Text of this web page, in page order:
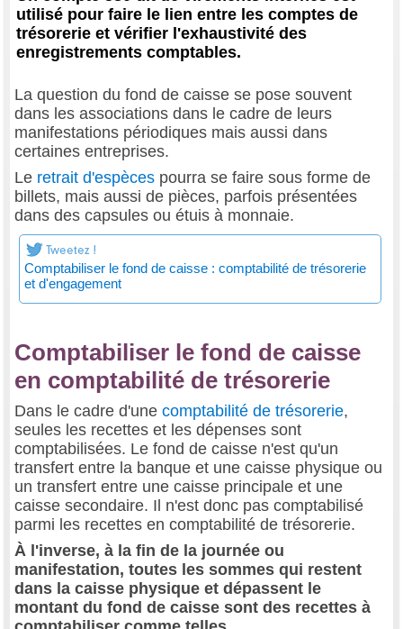
utilisé pour faire le lien entre les comptes de
trésorerie et vérifier l'exhaustivité des
enregistrements comptables.
La question du fond de caisse se pose souvent
dans les associations dans le cadre de leurs
manifestations périodiques mais aussi dans
certaines entreprises.
Le retrait d'espèces pourra se faire sous forme de
billets, mais aussi de pièces, parfois présentées
dans des capsules ou étuis à monnaie.
Comptabiliser le fond de caisse : comptabilité de trésorerie
et d'engagement
Comptabiliser le fond de caisse
en comptabilité de trésorerie
Dans le cadre d'une comptabilité de trésorerie,
seules les recettes et les dépenses sont
comptabilisées. Le fond de caisse n'est qu'un
transfert entre la banque et une caisse physique ou
un transfert entre une caisse principale et une
caisse secondaire. Il n'est donc pas comptabilisé
parmi les recettes en comptabilité de trésorerie.
À l'inverse, à la fin de la journée ou
manifestation, toutes les sommes qui restent
dans la caisse physique et dépassent le
montant du fond de caisse sont des recettes à